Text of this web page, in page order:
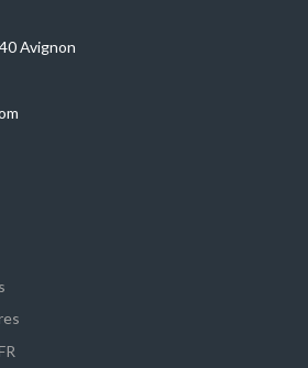
Avignon